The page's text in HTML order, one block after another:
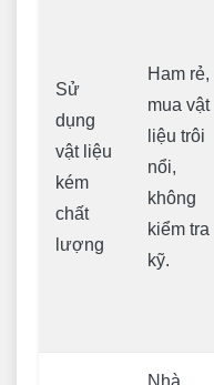
Sử
dụng
vật liệu
kém
chất
lượng
Ham rẻ,
mua vật
liệu trôi
nổi,
không
kiểm tra
kỹ.
Nhà